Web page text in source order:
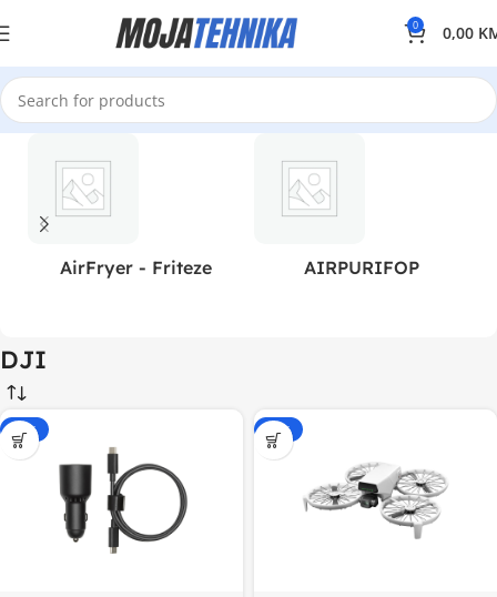
0 0,00
AirFryer - Friteze AIRPURIFOP
DJI
-20% -15%